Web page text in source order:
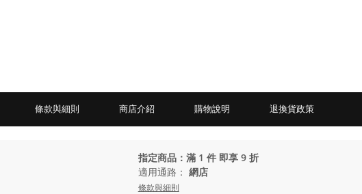
條款與細則 商店介紹 購物說明 退換貨政策
指定商品：滿 1 件 即享 9 折
適用通路： 網店
條款與細則